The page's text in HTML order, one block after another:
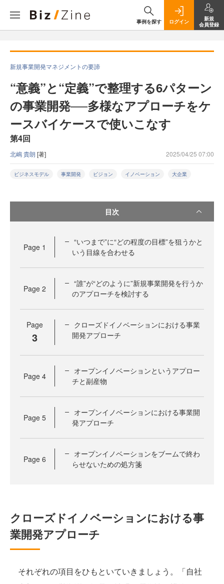
事例を探す ログイン
新規
会員登録
新規事業開発マネジメントの要諦
“意義”と“定義”で整理する6パターン
の事業開発──多様なアプローチをケ
ースバイケースで使いこなす
第4回
北嶋 貴朗 [著] 2025/04/25 07:00
ビジネスモデル 事業開発 ビジョン イノベーション 大企業
目次
Page 1
“いつまで”に“どの程度の目標”を狙うかと
いう目線を合わせる
Page 2
“誰”が“どのように”新規事業開発を行うか
のアプローチを検討する
Page
3
クローズドイノベーションにおける事業
開発アプローチ
Page 4
オープンイノベーションというアプロー
チと副産物
Page 5
オープンイノベーションにおける事業開
発アプローチ
Page 6
オープンイノベーションをブームで終わ
らせないための処方箋
クローズドイノベーションにおける事
業開発アプローチ
それぞれの項目をひもといていきましょう。「自社